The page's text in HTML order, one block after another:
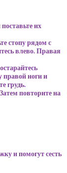
их
стопу рядом с
влево. Правая
правой ноги и
грудь.
повторите на